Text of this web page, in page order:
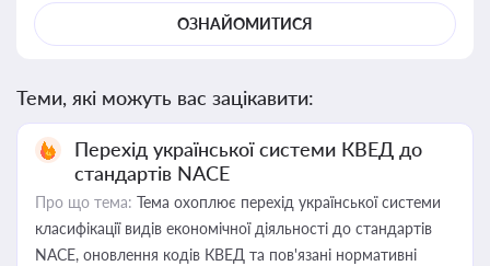
ОЗНАЙОМИТИСЯ
Теми, які можуть вас зацікавити:
Перехід української системи КВЕД до
стандартів NACE
Про що тема: Тема охоплює перехід української системи
класифікації видів економічної діяльності до стандартів
NACE, оновлення кодів КВЕД та пов'язані нормативні